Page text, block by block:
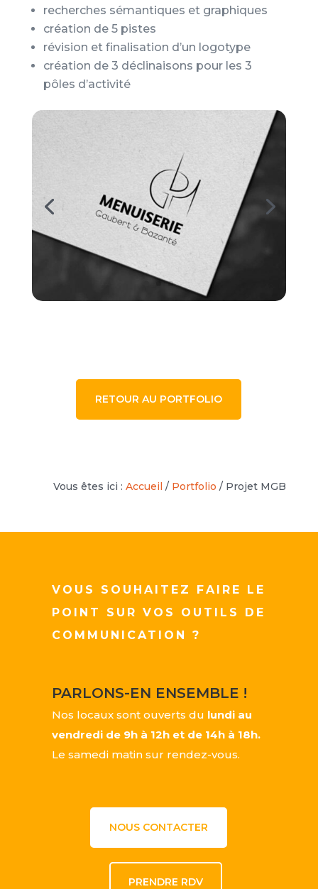
recherches sémantiques et graphiques
création de 5 pistes
révision et finalisation d’un logotype
création de 3 déclinaisons pour les 3
pôles d’activité
RETOUR AU PORTFOLIO
Vous êtes ici :Accueil / Portfolio / Projet MGB
VOUS SOUHAITEZ FAIRE LE
POINT SUR VOS OUTILS DE
COMMUNICATION ?
PARLONS-EN ENSEMBLE !
Nos locaux sont ouverts du lundi au
vendredi de 9h à 12h et de 14h à 18h.
Le samedi matin sur rendez-vous.
NOUS CONTACTER
PRENDRE RDV